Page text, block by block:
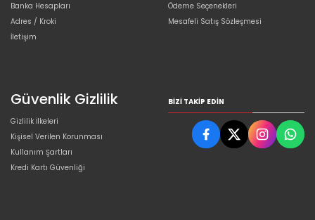
Banka Hesapları
Adres / Kroki
İletişim
Ödeme Seçenekleri
Mesafeli Satış Sözleşmesi
Güvenlik Gizlilik
Gizlilik İlkeleri
Kişisel Verilen Korunması
Kullanım Şartları
Kredi Kartı Güvenliği
BIZI TAKIP EDIN